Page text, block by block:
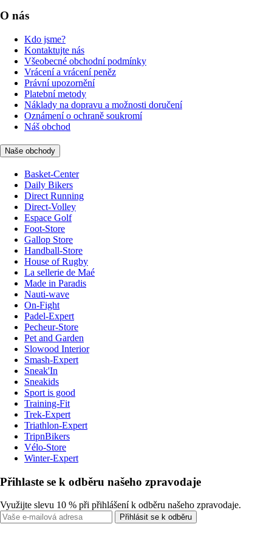
O nás
Kdo jsme?
Kontaktujte nás
Všeobecné obchodní podmínky
Vrácení a vrácení peněz
Právní upozornění
Platební metody
Náklady na dopravu a možnosti doručení
Oznámení o ochraně soukromí
Náš obchod
Naše obchody
Basket-Center
Daily Bikers
Direct Running
Direct-Volley
Espace Golf
Foot-Store
Gallop Store
Handball-Store
House of Rugby
La sellerie de Maé
Made in Paradis
Nauti-wave
On-Fight
Padel-Expert
Pecheur-Store
Pet and Garden
Slowood Interior
Smash-Expert
Sneak'In
Sneakids
Sport is good
Training-Fit
Trek-Expert
Triathlon-Expert
TripnBikers
Vélo-Store
Winter-Expert
Přihlaste se k odběru našeho zpravodaje
Využijte slevu 10 % při přihlášení k odběru našeho zpravodaje.
Přihlásit se k odběru